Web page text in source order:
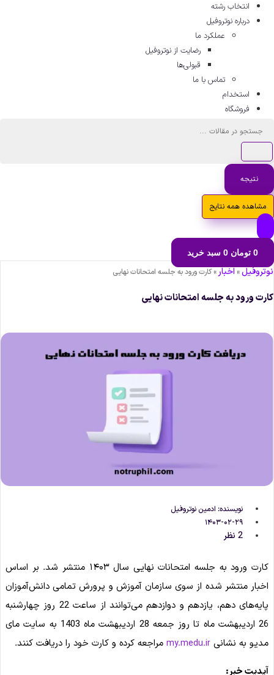
انتخاب رشته
درباره نوتروفیل
عملکرد ما
رضایت از نوتروفیل
قبولی‌ها
تماس با ما
استخدام
فروشگاه
نتیجه
مشاهده همه نتایج
0 تومان 0 سبد خرید
»اخبار»کارت ورود به جلسه امتحانات نهایی
ورود به جلسه امتحانات نهایی
نویسنده:ادمین نوتروفیل
۱۴۰۳-۰۲-۲۹
2 نظر
کارت ورود به جلسه امتحانات نهایی سال ۱۴۰۳ منتشر شد. بر اساس
اخبار منتشر شده از سوی سازمان آموزش و پرورش تمامی دانش‌آموزان
پایه‌های دهم، یازدهم و دوازدهم می‌توانند از ساعت 22 روز چهارشنبه
26 اردیبهشت ماه تا روز جمعه 28 اردیبهشت ماه 1403 به سایت مای
مدیو به نشانی my.medu.irمراجعه کرده و کارت خود را دریافت کنند.
آپدیت خبر: